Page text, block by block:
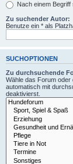
Nach einem Begriff
Zu suchender Autor:
Benutze ein * als
SUCHOPTIONEN
Zu durchsuchende
Wähle das Forum
automatisch mit
deaktivierst.